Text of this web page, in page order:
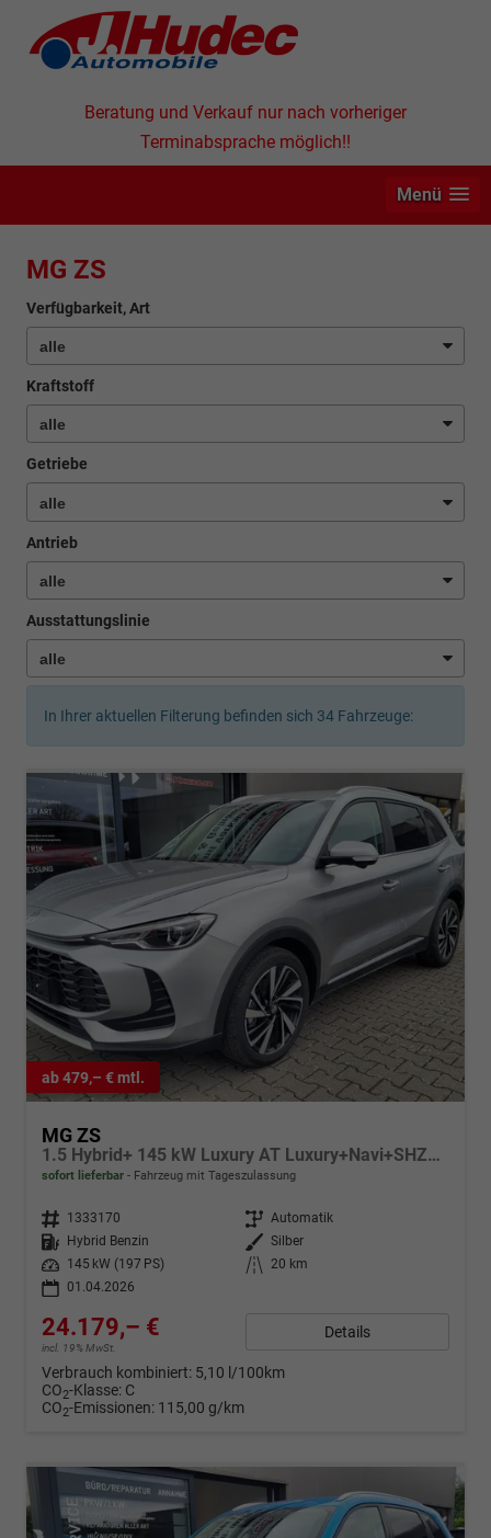
Beratung und Verkauf nur nach vorheriger
Terminabsprache möglich!!
Menü
MG ZS
Verfügbarkeit, Art
Kraftstoff
Getriebe
Antrieb
Ausstattungslinie
In Ihrer aktuellen Filterung befinden sich 34 Fahrzeuge:
ab 479,– € mtl.
MG ZS
1.5 Hybrid+ 145 kW Luxury AT Luxury+Navi+SHZ+Kamera+ACA+18
sofort lieferbar Fahrzeug mit Tageszulassung
Fahrzeugnr. 1333170 Getriebe Automatik
Kraftstoff
Hybrid Benzin Außenfarbe Silber
Leistung
145 kW (197 PS) Kilometerstand
20 km
01.04.2026
24.179,– €
incl. 19% MwSt.
Details
Verbrauch kombiniert: 5,10 l/100km
CO2-Klasse: C
CO2-Emissionen: 115,00 g/km